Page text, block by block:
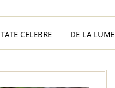
CELEBRE DE LA